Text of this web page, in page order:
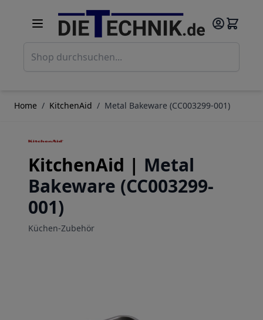
Home / KitchenAid / Metal Bakeware (CC003299-001)
KitchenAid | Metal
Bakeware (CC003299-
001)
Küchen-Zubehör